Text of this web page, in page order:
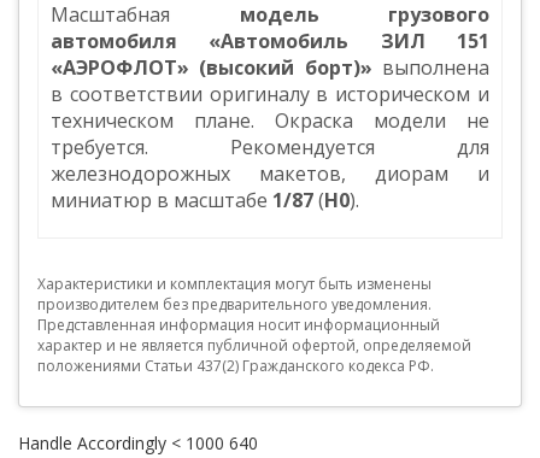
Масштабная модель грузового
автомобиля «Автомобиль ЗИЛ 151
«АЭРОФЛОТ» (высокий борт)» выполнена
в соответствии оригиналу в историческом и
техническом плане. Окраска модели не
требуется. Рекомендуется для
железнодорожных макетов, диорам и
миниатюр в масштабе 1/87(H0).
Характеристики и комплектация могут быть изменены
производителем без предварительного уведомления.
Представленная информация носит информационный
характер и не является публичной офертой, определяемой
положениями Статьи 437(2) Гражданского кодекса РФ.
Handle Accordingly < 1000 640